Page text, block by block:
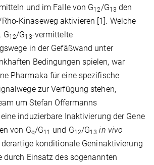
und im Falle von G12 /G13 den
Kinaseweg aktivieren [1]. Welche
G12/G13-vermittelte
in der Gefäßwand unter
Bedingungen spielen, war
Pharmaka für eine spezifische
zur Verfügung stehen,
um Stefan Offermanns
induzierbare Inaktivierung der Gene
von Gq/G11 und G12/G13 in vivo
konditionale Geninaktivierung
durch Einsatz des sogenannten